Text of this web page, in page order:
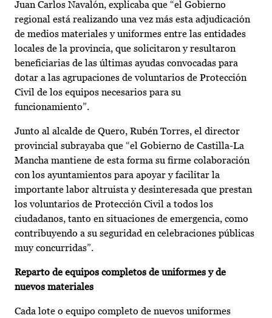
Juan Carlos Navalón, explicaba que “el Gobierno
regional está realizando una vez más esta adjudicación
de medios materiales y uniformes entre las entidades
locales de la provincia, que solicitaron y resultaron
beneficiarias de las últimas ayudas convocadas para
dotar a las agrupaciones de voluntarios de Protección
Civil de los equipos necesarios para su
funcionamiento”.
Junto al alcalde de Quero, Rubén Torres, el director
provincial subrayaba que “el Gobierno de Castilla-La
Mancha mantiene de esta forma su firme colaboración
con los ayuntamientos para apoyar y facilitar la
importante labor altruista y desinteresada que prestan
los voluntarios de Protección Civil a todos los
ciudadanos, tanto en situaciones de emergencia, como
contribuyendo a su seguridad en celebraciones públicas
muy concurridas”.
Reparto de equipos completos de uniformes y de
nuevos materiales
Cada lote o equipo completo de nuevos uniformes